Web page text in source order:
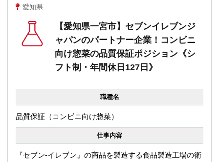
愛知県
【愛知県一宮市】セブンイレブンジ
ャパンのパートナー企業！コンビニ
向け惣菜の品質保証ポジション《シ
フト制・年間休日127日》
職種名
品質保証（コンビニ向け惣菜）
仕事内容
『セブン-イレブン』の商品を製造する食品製造工場の衛